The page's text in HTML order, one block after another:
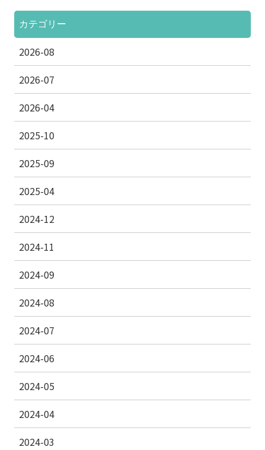
カテゴリー
2026-08
2026-07
2026-04
2025-10
2025-09
2025-04
2024-12
2024-11
2024-09
2024-08
2024-07
2024-06
2024-05
2024-04
2024-03